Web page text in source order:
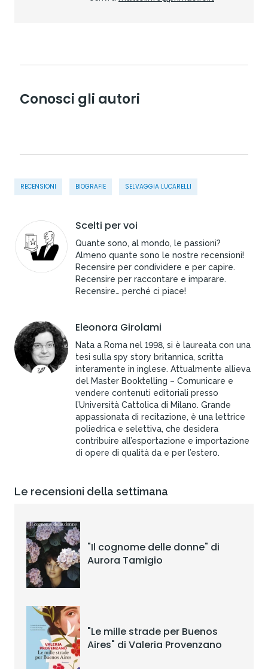
RECENSIONI BIOGRAFIE SELVAGGIA LUCARELLI
Scelti per voi
Quante sono, al mondo, le passioni?
Almeno quante sono le nostre recensioni!
Recensire per condividere e per capire.
Recensire per raccontare e imparare.
Recensire… perché ci piace!
Eleonora Girolami
Nata a Roma nel 1998, si è laureata con una
tesi sulla spy story britannica, scritta
interamente in inglese. Attualmente allieva
del Master Booktelling – Comunicare e
vendere contenuti editoriali presso
l’Università Cattolica di Milano. Grande
appassionata di recitazione, è una lettrice
poliedrica e selettiva, che desidera
contribuire all’esportazione e importazione
di opere di qualità da e per l’estero.
Le recensioni della settimana
"Il cognome delle donne" di
Aurora Tamigio
"Le mille strade per Buenos
Aires" di Valeria Provenzano
Conosci gli autori